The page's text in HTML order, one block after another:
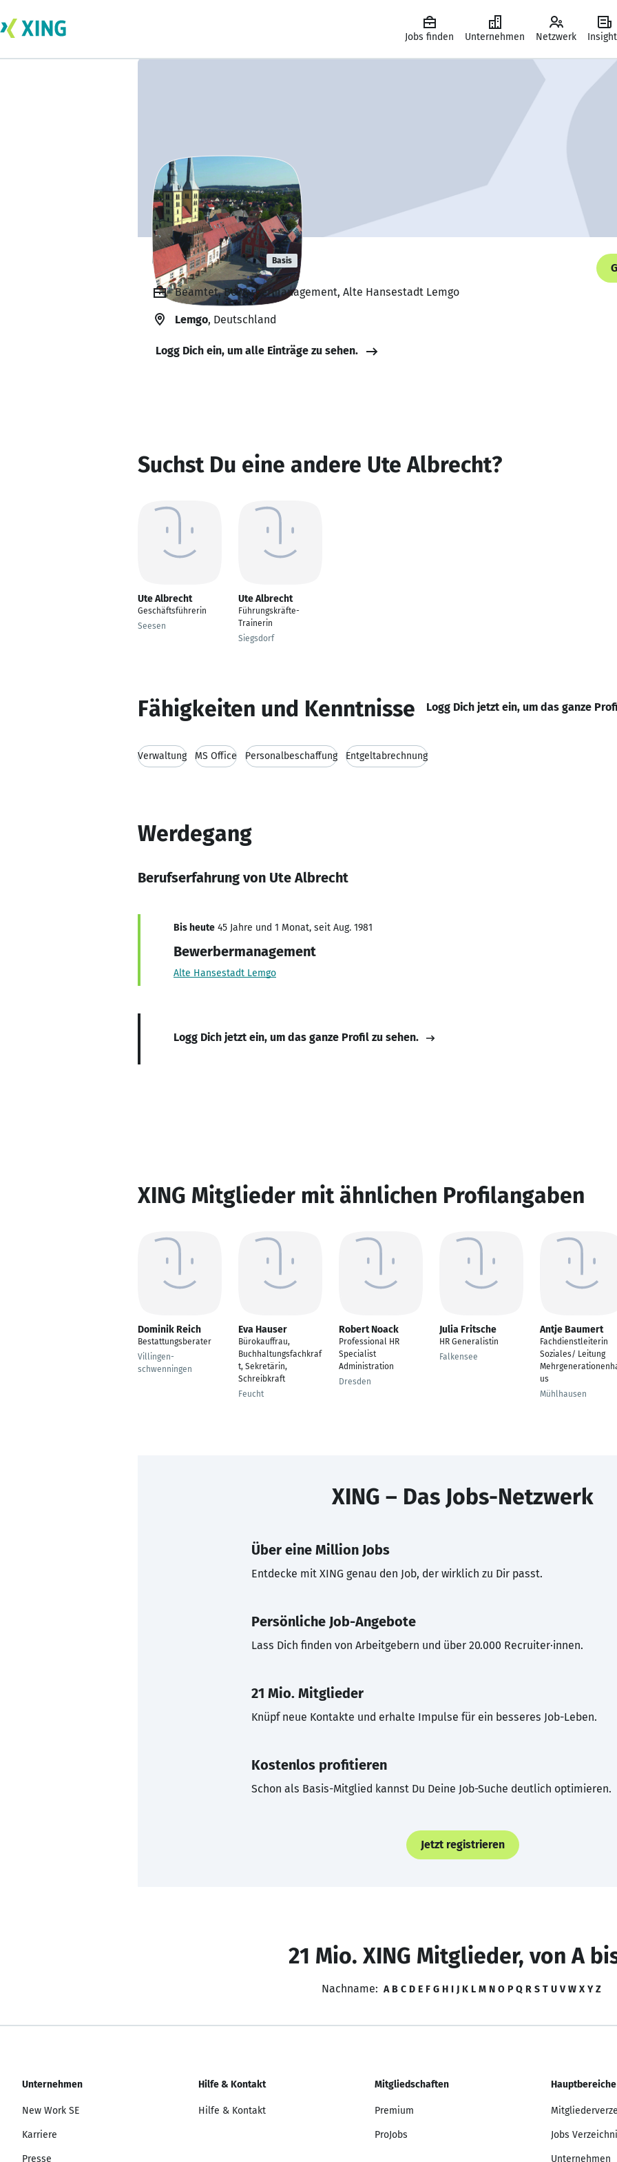
Jobs finden Unternehmen Netzwerk
Ute Albrecht Basis
Beamtet, Bewerbermanagement, Alte Hansestadt Lemgo
Lemgo, Deutschland
Logg Dich ein, um alle Einträge zu sehen.
Suchst Du eine andere Ute Albrecht?
Ute Albrecht
Geschäftsführerin
Seesen
Ute Albrecht
Führungskräfte-
Trainerin
Siegsdorf
Fähigkeiten und Kenntnisse Logg Dich jetzt ein, um das ganze
Verwaltung MS Office Personalbeschaffung Entgeltabrechnung
Werdegang
Berufserfahrung von Ute Albrecht
Bis heute 45 Jahre und 1 Monat, seit Aug. 1981
Bewerbermanagement
Alte Hansestadt Lemgo
Logg Dich jetzt ein, um das ganze Profil zu sehen.
XING Mitglieder mit ähnlichen Profilangaben
Dominik Reich
Bestattungsberater
Villingen-
schwenningen
Eva Hauser
Bürokauffrau,
Buchhaltungsfachkraf
t, Sekretärin,
Schreibkraft
Feucht
Robert Noack
Professional HR
Specialist
Administration
Dresden
Julia Fritsche
HR Generalistin
Falkensee
Antje Baumert
Fachdienstleiterin
Soziales/ Leitung
us
Mühlhausen
XING – Das Jobs-Netzwerk
Über eine Million Jobs
Entdecke mit XING genau den Job, der wirklich zu Dir passt.
Persönliche Job-Angebote
Lass Dich finden von Arbeitgebern und über 20.000 Recruiter·innen.
21 Mio. Mitglieder
Knüpf neue Kontakte und erhalte Impulse für ein besseres Job-Leben.
Kostenlos profitieren
Schon als Basis-Mitglied kannst Du Deine Job-Suche deutlich optimieren.
Jetzt registrieren
21 Mio. XING Mitglieder, von A
Nachname: A B C D E F G H I J K L M N O P Q R S T U V W X Y Z
Unternehmen
New Work SE
Karriere
Presse
Hilfe & Kontakt
Hilfe & Kontakt
Mitgliedschaften
Premium
ProJobs
Hauptbereiche
Jobs
Unternehmen